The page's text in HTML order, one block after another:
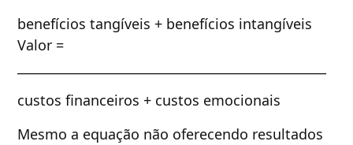
benefícios tangíveis + benefícios intangíveis
Valor =
custos financeiros + custos emocionais
Mesmo a equação não oferecendo resultados